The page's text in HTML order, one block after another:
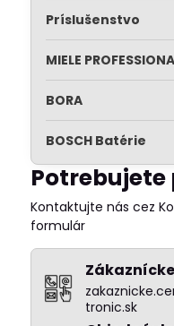
Príslušenstvo
MIELE
BORA
BOSCH Batérie
Kontaktujte nás cez
formulár
tronic.sk